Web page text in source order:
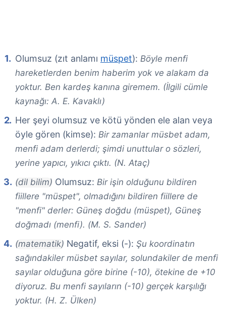
Olumsuz (zıt anlamı müspet): Böyle menfi
hareketlerden benim haberim yok ve alakam da
yoktur. Ben kardeş kanına giremem. (İlgili cümle
kaynağı: A. E. Kavaklı)
Her şeyi olumsuz ve kötü yönden ele alan veya
öyle gören (kimse): Bir zamanlar müsbet adam,
menfi adam derlerdi; şimdi unuttular o sözleri,
yerine yapıcı, yıkıcı çıktı. (N. Ataç)
(dil bilim) Olumsuz: Bir işin olduğunu bildiren
fiillere "müspet", olmadığını bildiren fiillere de
"menfi" derler: Güneş doğdu (müspet), Güneş
doğmadı (menfi). (M. S. Sander)
(matematik) Negatif, eksi (-): Şu koordinatın
sağındakiler müsbet sayılar, solundakiler de menfi
sayılar olduğuna göre birine (-10), ötekine de +10
diyoruz. Bu menfi sayıların (-10) gerçek karşılığı
yoktur. (H. Z. Ülken)